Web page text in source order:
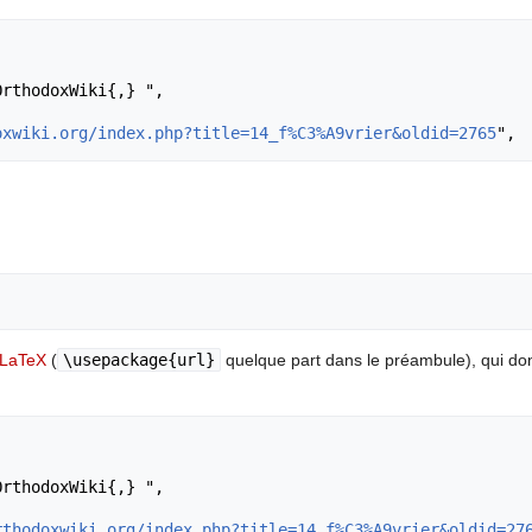
index.php?title=14_f%C3%A9vrier&oldid=2765
LaTeX ( \usepackage{url} quelque part dans le préambule), qui